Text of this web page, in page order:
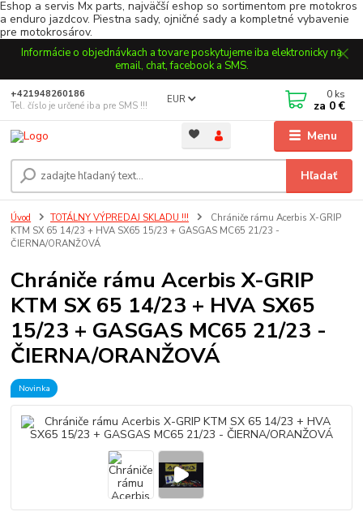
Eshop a servis Mx parts, najväčší eshop so sortimentom pre motokros
a enduro jazdcov. Piestna sady, ojničné sady a kompletné vybavenie
pre motokrosárov.
Informácie o objednávkach a tovare poskytujeme iba elektronicky na
email, chat, facebook a SMS.
Menu
EUR
Hľadať
+421948260186
Tel. číslo je určené iba pre SMS !!!
0 ks
za 0 €
Úvod TOTÁLNY VÝPREDAJ SKLADU !!!
Chrániče rámu Acerbis X-GRIP
KTM SX 65 14/23 + HVA SX65 15/23 + GASGAS MC65 21/23 -
ČIERNA/ORANŽOVÁ
Chrániče rámu Acerbis X-GRIP
KTM SX 65 14/23 + HVA SX65
15/23 + GASGAS MC65 21/23 -
ČIERNA/ORANŽOVÁ
Novinka